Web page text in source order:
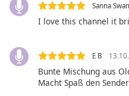
Picture-
in-
This
Sanna
I love this channel it
E B
Bunte Mischung aus
Macht Spaß den